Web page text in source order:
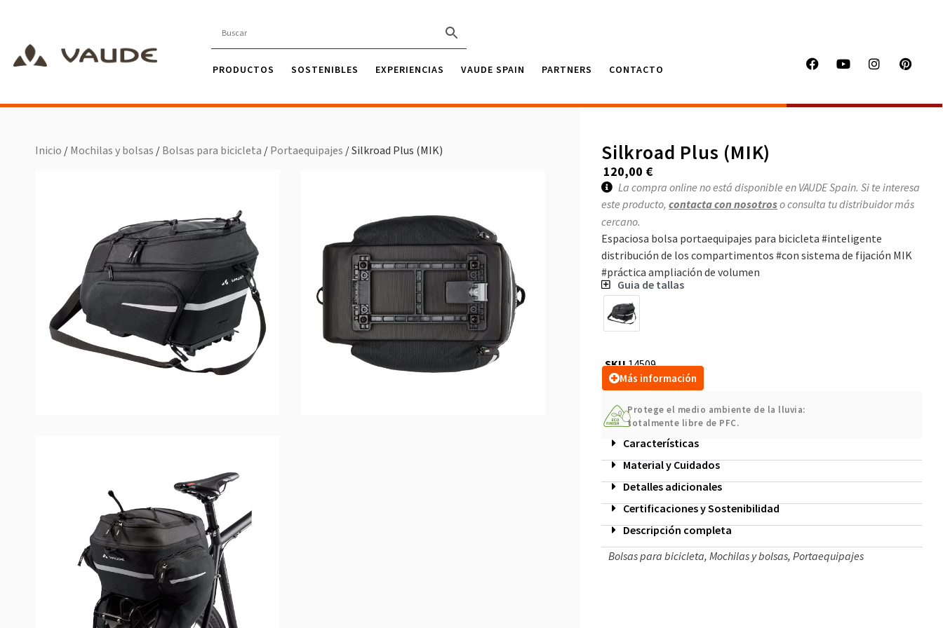
PRODUCTOS SOSTENIBLES EXPERIENCIAS VAUDE SPAIN PARTNERS CONTACTO
Inicio/Mochilas y bolsas/Bolsas para bicicleta/Portaequipajes/ Silkroad Plus (MIK) Silkroad Plus (MIK)
120,00 €
La compra online no está disponible en VAUDE Spain. Si te interesa
este producto,contacta con nosotroso consulta tu distribuidor más
cercano.
Espaciosa bolsa portaequipajes para bicicleta #inteligente
distribución de los compartimentos #con sistema de fijación MIK
#práctica ampliación de volumen
Guia de tallas
SKU14509
Más información
Protege el medio ambiente de la lluvia:
totalmente libre de PFC.
Características
Material y Cuidados
Detalles adicionales
Certificaciones y Sostenibilidad
Descripción completa
Bolsas para bicicleta,Mochilas y bolsas,Portaequipajes